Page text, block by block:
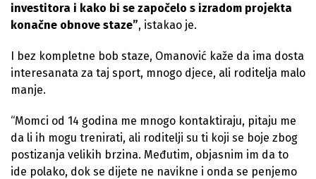
investitora i kako bi se započelo s izradom projekta
konačne obnove staze”, istakao je.
I bez kompletne bob staze, Omanović kaže da ima dosta
interesanata za taj sport, mnogo djece, ali roditelja malo
manje.
“Momci od 14 godina me mnogo kontaktiraju, pitaju me
da li ih mogu trenirati, ali roditelji su ti koji se boje zbog
postizanja velikih brzina. Međutim, objasnim im da to
ide polako, dok se dijete ne navikne i onda se penjemo